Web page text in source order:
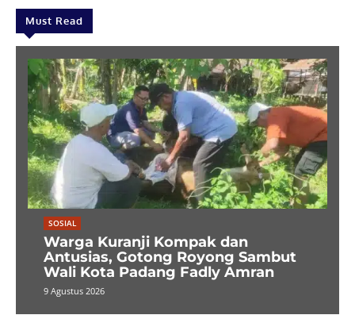
Must Read
SOSIAL
Warga Kuranji Kompak dan
Antusias, Gotong Royong Sambut
Wali Kota Padang Fadly Amran
9 Agustus 2026